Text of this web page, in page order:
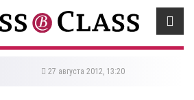
27 августа 2012, 13:20